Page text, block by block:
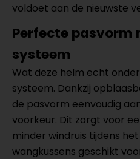
voldoet aan de nieuwste
Perfecte pasvorm
systeem
Wat deze helm echt
systeem. Dankzij
de pasvorm eenvoudig
voorkeur. Dit zorgt voor
minder windruis tijdens
wangkussens geschikt